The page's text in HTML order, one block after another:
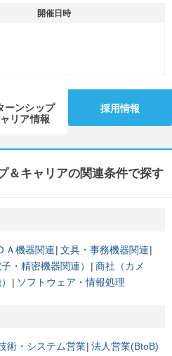
開催日時
ーンシップ
リア情報
採用情報
＆キャリアの関連条件で探す
Ａ機器関連 文具・事務機器関連
・精密機器関連）
商社（カメ
ソフトウェア・情報処理
術・システム営業 法人営業(BtoB)